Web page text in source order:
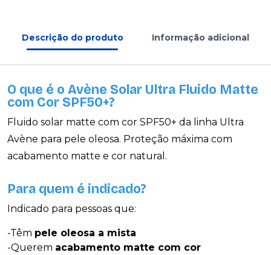
Descrição do produto Informação adicional
O que é o Avène Solar Ultra Fluido Matte
com Cor SPF50+?
Fluido solar matte com cor SPF50+ da linha Ultra
Avène para pele oleosa. Proteção máxima com
acabamento matte e cor natural.
Para quem é indicado?
Indicado para pessoas que:
-Têm pele oleosa a mista
-Querem acabamento matte com cor